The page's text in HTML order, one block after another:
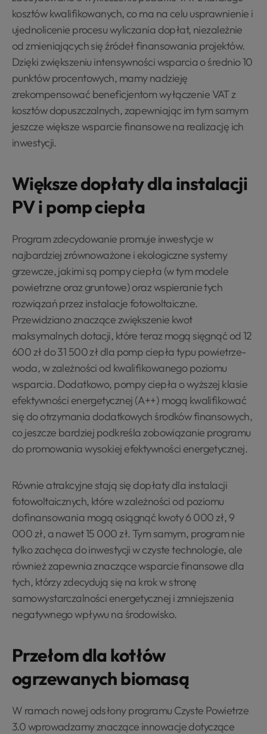
kosztów kwalifikowanych, co ma na celu usprawnienie i
ujednolicenie procesu wyliczania dopłat, niezależnie
od zmieniających się źródeł finansowania projektów.
Dzięki zwiększeniu intensywności wsparcia o średnio 10
punktów procentowych, mamy nadzieję
zrekompensować beneficjentom wyłączenie VAT z
kosztów dopuszczalnych, zapewniając im tym samym
jeszcze większe wsparcie finansowe na realizację ich
inwestycji.
Większe dopłaty dla instalacji
PV i pomp ciepła
Program zdecydowanie promuje inwestycje w
najbardziej zrównoważone i ekologiczne systemy
grzewcze, jakimi są pompy ciepła (w tym modele
powietrzne oraz gruntowe) oraz wspieranie tych
rozwiązań przez instalacje fotowoltaiczne.
Przewidziano znaczące zwiększenie kwot
maksymalnych dotacji, które teraz mogą sięgnąć od 12
600 zł do 31 500 zł dla pomp ciepła typu powietrze-
woda, w zależności od kwalifikowanego poziomu
wsparcia. Dodatkowo, pompy ciepła o wyższej klasie
efektywności energetycznej (A++) mogą kwalifikować
się do otrzymania dodatkowych środków finansowych,
co jeszcze bardziej podkreśla zobowiązanie programu
do promowania wysokiej efektywności energetycznej.
Równie atrakcyjne stają się dopłaty dla instalacji
fotowoltaicznych, które w zależności od poziomu
dofinansowania mogą osiągnąć kwoty 6 000 zł, 9
000 zł, a nawet 15 000 zł. Tym samym, program nie
tylko zachęca do inwestycji w czyste technologie, ale
również zapewnia znaczące wsparcie finansowe dla
tych, którzy zdecydują się na krok w stronę
samowystarczalności energetycznej i zmniejszenia
negatywnego wpływu na środowisko.
Przełom dla kotłów
ogrzewanych biomasą
W ramach nowej odsłony programu Czyste Powietrze
3.0 wprowadzamy znaczące innowacje dotyczące